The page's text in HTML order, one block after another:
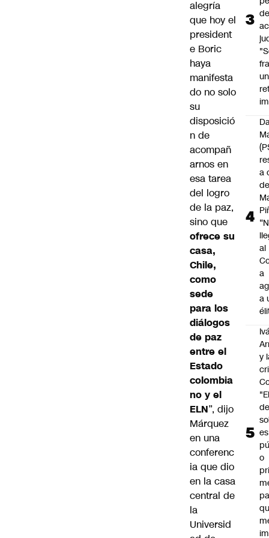
alegría
que hoy el
president
e Boric
haya
manifesta
do no solo
su
disposició
n de
acompañ
arnos en
esa tarea
del logro
de la paz,
sino que
ofrece su
casa,
Chile,
como
sede
para los
diálogos
de paz
entre el
Estado
colombia
no y el
ELN”, dijo
Márquez
en una
conferenc
ia que dio
en la casa
central de
la
Universid
de
un
a
de
al
a
a
y
"El
es
o